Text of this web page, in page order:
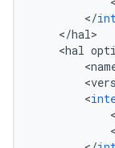
</
</hal>
<hal
<
<
<
<
<